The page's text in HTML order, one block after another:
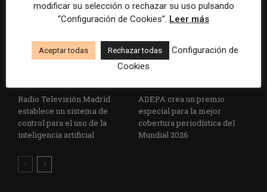
Radio Televisión Madrid
establece un sistema de
control para el uso de la
inteligencia artificial
ADEPA crea un premio
especial para la mejor
cobertura periodística del
Mundial 2026
modificar su selección o rechazar su uso pulsando
“Configuración de Cookies”. Leer más
Aceptar todas Rechazar todas
Configuración de
Cookies